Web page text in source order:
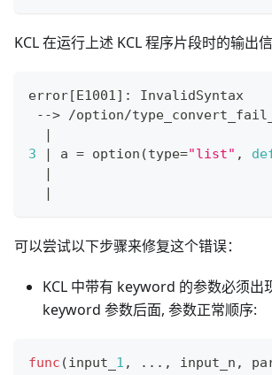
KCL 在运行上述 KCL 程序片段时的输出
error[E1001] : InvalidSyntax
--> /option/
|
3
| a = option (type="list" ,
|
|
可以尝试以下步骤来修复这个错误：
KCL 中带有 keyword 的参数必须出
keyword 参数后面, 参数正常顺序:
func (input_ 1 , . . . , input_n ,